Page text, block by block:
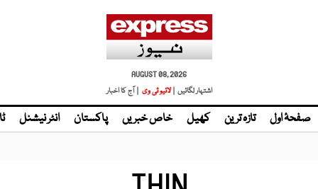
AUGUST 08, 2026
اشتہار لگائیں | لائیو ٹی وی | آج کا اخبار
صفحۂ اول تازہ ترین کھیل خاص خبریں پاکستان انٹر نیشنل